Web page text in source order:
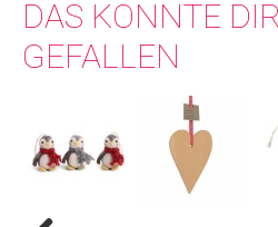
DAS KÖNNTE
GEFALLEN